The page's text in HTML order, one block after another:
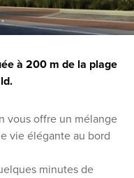
à 200 m de la plage
vous offre un mélange
vie élégante au bord
minutes de